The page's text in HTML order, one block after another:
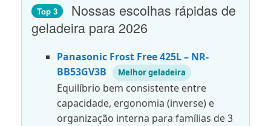
Top 3
Nossas escolhas rápidas de
geladeira para 2026
Panasonic Frost Free 425L – NR-
BB53GV3B
Melhor geladeira
Equilíbrio bem consistente entre
capacidade, ergonomia (inverse) e
organização interna para famílias de 3